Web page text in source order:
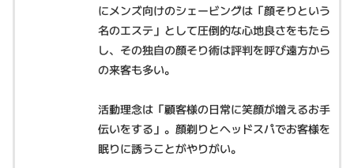
にメンズ向けのシェービングは「顔そりという
名のエステ」として圧倒的な心地良さをもたら
し、その独自の顔そり術は評判を呼び遠方から
の来客も多い。
活動理念は「顧客様の日常に笑顔が増えるお手
伝いをする」。顔剃りとヘッドスパでお客様を
眠りに誘うことがやりがい。